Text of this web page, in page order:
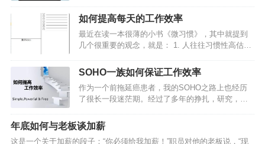
你好，你才好。一把手想提拔你，即使你能力一
般，就能提。所以，他们的重点就是， 抓住关键少
的是上层路线，也许群众基…
讲讲我首次创业的“事故”。2012 年，36 氪、虎嗅们
每天推送创业团队的成功故事，创业大街上每天都
举办创业活动……如果我还不去创业，对得起这帮
可劲儿鼓噪的人吗?于是，我辞掉了在招商银行总行
的工作，开始了互联网创业之旅。2013 年初，我回
到上海，认识了许多互联网公司的年轻人，跟他们
式启动，到国庆节前后陆续…
如何提高每天的工作效率
最近在读一本很薄的小书《微习惯》，其中就提到
几个很重要的观念，就是： 1. 人往往习惯性高估短
只要开始行动，就比毫不作为强无数倍；3. 相比在
一天内做很多事，长时间坚持做一件事，累积起来
的影响力会更大。我提高工作效率的方法，总结起
来有三个方面：注重“循环”，每天从总结开始，到计
划结束，让工作计划成为一种习惯；要事第一，每
天把三件最重要的事情做好就足够；做笔记：好记
SOHO一族如何保证工作效率
作为一个前拖延癌患者，我的SOHO之路上也经历
了很长一段迷茫期。经过了多年的挣扎，研究，学
公的效率，是一个系统性工程，没有任何一个小妙
招能救人于水火。而这个系统性工程的核心就是：
年底如何与老板谈加薪
这是一个关于加薪的段子：“你必须给我加薪！”职员对他的老板说，“现